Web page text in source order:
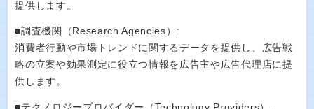
提供します。
■調査機関（Research Agencies）:
消費者行動や市場トレンドに関するデータを提供し、広告戦
略の立案や効果測定に役立つ情報を広告主や広告代理店に提
供します。
■テクノロジープロバイダー（Technology Providers）: